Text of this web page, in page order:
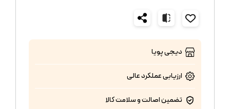
دیجی پویا
ارزیابی عملکردعالی
تضمین اصالت و سلامت کالا